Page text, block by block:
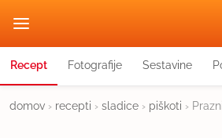
Recept Fotografije Sestavine
domov › recepti › sladice › piškoti ›